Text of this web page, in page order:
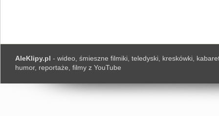
AleKlipy.pl - wideo, śmieszne filmiki, teledyski, kreskówki,
humor, reportaże, filmy z YouTube